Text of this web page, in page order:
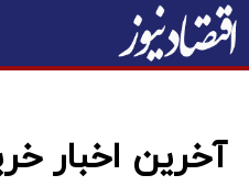
آخرین اخبار